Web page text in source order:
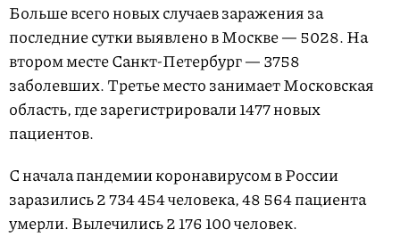
Больше всего новых случаев заражения за
последние сутки выявлено в Москве — 5028. На
втором месте Санкт-Петербург — 3758
заболевших. Третье место занимает Московская
область, где зарегистрировали 1477 новых
пациентов.
С начала пандемии коронавирусом в России
заразились 2 734 454 человека, 48 564 пациента
умерли. Вылечились 2 176 100 человек.